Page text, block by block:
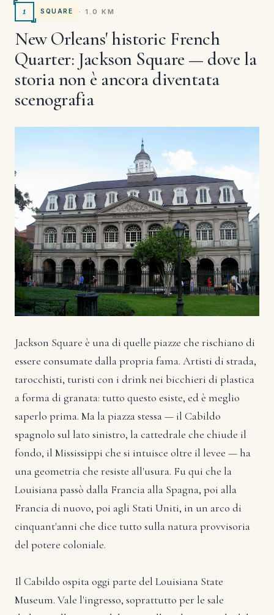
1 SQUARE · 1.0 KM
New Orleans' historic French
Quarter: Jackson Square — dove la
storia non è ancora diventata
scenografia
Jackson Square è una di quelle piazze che rischiano di
essere consumate dalla propria fama. Artisti di strada,
tarocchisti, turisti con i drink nei bicchieri di plastica
a forma di granata: tutto questo esiste, ed è meglio
saperlo prima. Ma la piazza stessa — il Cabildo
spagnolo sul lato sinistro, la cattedrale che chiude il
fondo, il Mississippi che si intuisce oltre il levee — ha
una geometria che resiste all'usura. Fu qui che la
Louisiana passò dalla Francia alla Spagna, poi alla
Francia di nuovo, poi agli Stati Uniti, in un arco di
cinquant'anni che dice tutto sulla natura provvisoria
del potere coloniale.
Il Cabildo ospita oggi parte del Louisiana State
Museum. Vale l'ingresso, soprattutto per le sale